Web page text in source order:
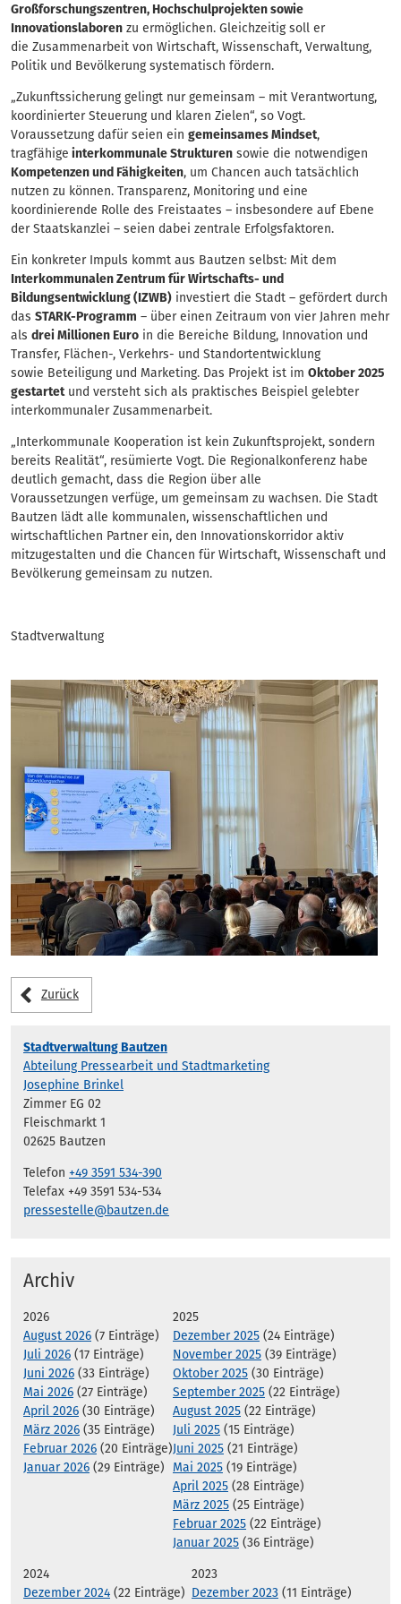
Großforschungszentren, Hochschulprojekten sowie
Innovationslaboren zu ermöglichen. Gleichzeitig soll er
die Zusammenarbeit von Wirtschaft, Wissenschaft, Verwaltung,
Politik und Bevölkerung systematisch fördern.
„Zukunftssicherung gelingt nur gemeinsam – mit Verantwortung,
koordinierter Steuerung und klaren Zielen“, so Vogt.
Voraussetzung dafür seien ein gemeinsames Mindset,
tragfähige interkommunale Strukturen sowie die notwendigen
Kompetenzen und Fähigkeiten, um Chancen auch tatsächlich
nutzen zu können. Transparenz, Monitoring und eine
koordinierende Rolle des Freistaates – insbesondere auf Ebene
der Staatskanzlei – seien dabei zentrale Erfolgsfaktoren.
Ein konkreter Impuls kommt aus Bautzen selbst: Mit dem
Interkommunalen Zentrum für Wirtschafts- und
Bildungsentwicklung (IZWB) investiert die Stadt – gefördert durch
das STARK-Programm – über einen Zeitraum von vier Jahren mehr
als drei Millionen Euro in die Bereiche Bildung, Innovation und
Transfer, Flächen-, Verkehrs- und Standortentwicklung
sowie Beteiligung und Marketing. Das Projekt ist im Oktober 2025
gestartetund versteht sich als praktisches Beispiel gelebter
interkommunaler Zusammenarbeit.
„Interkommunale Kooperation ist kein Zukunftsprojekt, sondern
bereits Realität“, resümierte Vogt. Die Regionalkonferenz habe
deutlich gemacht, dass die Region über alle
Voraussetzungen verfüge, um gemeinsam zu wachsen. Die Stadt
Bautzen lädt alle kommunalen, wissenschaftlichen und
wirtschaftlichen Partner ein, den Innovationskorridor aktiv
mitzugestalten und die Chancen für Wirtschaft, Wissenschaft und
Bevölkerung gemeinsam zu nutzen.
Stadtverwaltung
Zurück
Stadtverwaltung Bautzen
Abteilung Pressearbeit und Stadtmarketing
Josephine Brinkel
Zimmer EG 02
Fleischmarkt 1
02625 Bautzen
Telefon +49 3591 534-390
Telefax +49 3591 534-534
pressestelle@bautzen.de
Archiv
2026
August 2026 (7 Einträge)
Juli 2026 (17 Einträge)
Juni 2026 (33 Einträge)
Mai 2026 (27 Einträge)
April 2026 (30 Einträge)
März 2026 (35 Einträge)
Februar 2026 (20 Einträge)
Januar 2026 (29 Einträge)
2025
Dezember 2025 (24 Einträge)
November 2025 (39 Einträge)
Oktober 2025 (30 Einträge)
September 2025 (22 Einträge)
August 2025 (22 Einträge)
Juli 2025 (15 Einträge)
Juni 2025 (21 Einträge)
Mai 2025 (19 Einträge)
April 2025 (28 Einträge)
März 2025 (25 Einträge)
Februar 2025 (22 Einträge)
Januar 2025 (36 Einträge)
2024
Dezember 2024 (22 Einträge)
2023
Dezember 2023 (11 Einträge)